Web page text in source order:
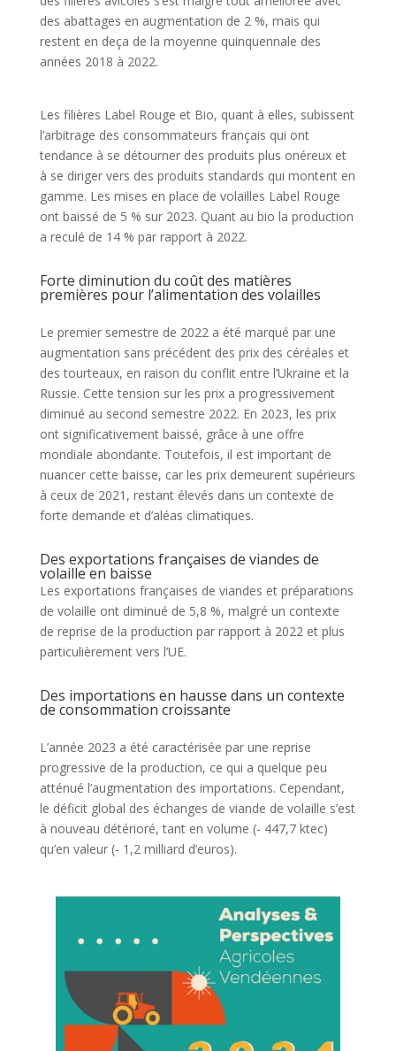
des abattages en augmentation de 2 %, mais qui
restent en deça de la moyenne quinquennale des
années 2018 à 2022.
Les filières Label Rouge et Bio, quant à elles, subissent
l’arbitrage des consommateurs français qui ont
tendance à se détourner des produits plus onéreux et
à se diriger vers des produits standards qui montent en
gamme. Les mises en place de volailles Label Rouge
ont baissé de 5 % sur 2023. Quant au bio la production
a reculé de 14 % par rapport à 2022.
Forte diminution du coût des matières
premières pour l’alimentation des volailles
Le premier semestre de 2022 a été marqué par une
augmentation sans précédent des prix des céréales et
des tourteaux, en raison du conflit entre l’Ukraine et la
Russie. Cette tension sur les prix a progressivement
diminué au second semestre 2022. En 2023, les prix
ont significativement baissé, grâce à une offre
mondiale abondante. Toutefois, il est important de
nuancer cette baisse, car les prix demeurent supérieurs
à ceux de 2021, restant élevés dans un contexte de
forte demande et d’aléas climatiques.
Des exportations françaises de viandes de
volaille en baisse
Les exportations françaises de viandes et préparations
de volaille ont diminué de 5,8 %, malgré un contexte
de reprise de la production par rapport à 2022 et plus
particulièrement vers l’UE.
Des importations en hausse dans un contexte
de consommation croissante
L’année 2023 a été caractérisée par une reprise
progressive de la production, ce qui a quelque peu
atténué l’augmentation des importations. Cependant,
le déficit global des échanges de viande de volaille s’est
à nouveau détérioré, tant en volume (- 447,7 ktec)
qu’en valeur (- 1,2 milliard d’euros).